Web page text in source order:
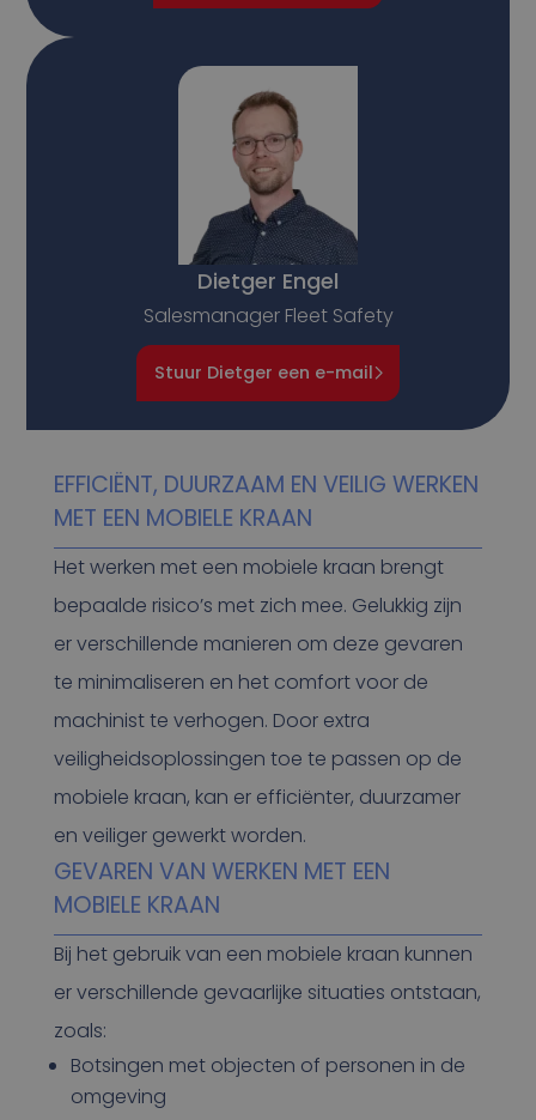
Dietger Engel
Salesmanager Fleet Safety
Stuur Dietger een e-mail
EFFICIËNT, DUURZAAM EN VEILIG WERKEN
MET EEN MOBIELE KRAAN
Het werken met een mobiele kraan brengt
bepaalde risico’s met zich mee. Gelukkig zijn
er verschillende manieren om deze gevaren
te minimaliseren en het comfort voor de
machinist te verhogen. Door extra
veiligheidsoplossingen toe te passen op de
mobiele kraan, kan er efficiënter, duurzamer
en veiliger gewerkt worden.
GEVAREN VAN WERKEN MET EEN
MOBIELE KRAAN
Bij het gebruik van een mobiele kraan kunnen
er verschillende gevaarlijke situaties ontstaan,
zoals:
Botsingen met objecten of personen in de
omgeving